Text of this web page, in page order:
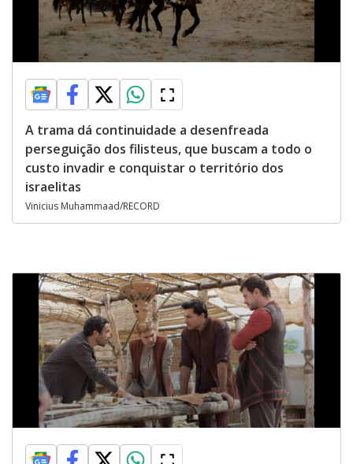
A trama dá continuidade a desenfreada
perseguição dos filisteus, que buscam a todo o
custo invadir e conquistar o território dos
israelitas
Vinicius Muhammaad/RECORD